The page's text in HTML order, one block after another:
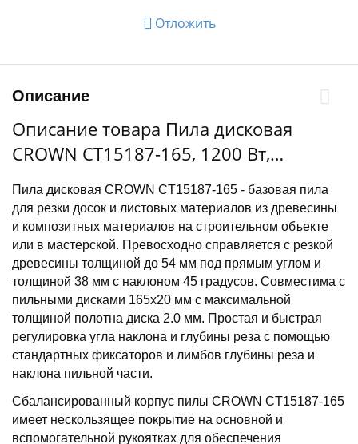
Отложить
Описание
Описание товара Пила дисковая
CROWN CT15187-165, 1200 Вт,
диаметр диска 165/20 мм. пропил 54
мм, вес 3,9 кг
Пила дисковая CROWN CT15187-165 - базовая пила
для резки досок и листовых материалов из древесины
и композитных материалов на строительном объекте
или в мастерской. Превосходно справляется с резкой
древесины толщиной до 54 мм под прямым углом и
толщиной 38 мм с наклоном 45 градусов. Совместима с
пильными дисками 165х20 мм с максимальной
толщиной полотна диска 2.0 мм. Простая и быстрая
регулировка угла наклона и глубины реза с помощью
стандартных фиксаторов и лимбов глубины реза и
наклона пильной части.
Сбалансированный корпус пилы CROWN CT15187-165
имеет нескользящее покрытие на основной и
вспомогательной рукоятках для обеспечения